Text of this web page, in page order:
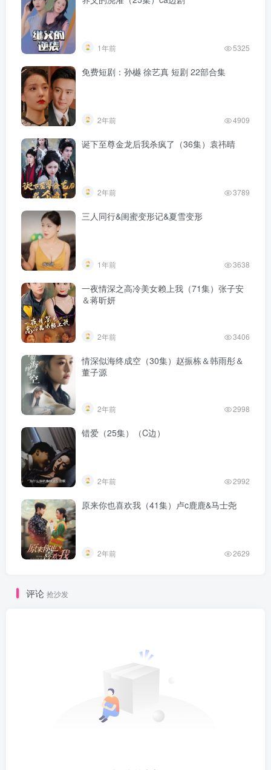
1年前 5325
免费短剧：孙樾 徐艺真 短剧 22部合集
2年前 4909
诞下至尊金龙后我杀疯了（36集）袁祎晴
2年前 3789
三人同行&闺蜜变形记&夏雪变形
1年前 3638
一夜情深之高冷美女赖上我（71集）张子安
＆蒋昕妍
2年前 3406
情深似海终成空（30集）赵振栋＆韩雨彤＆
董子源
2年前 2998
错爱（25集）（C边）
2年前 2992
原来你也喜欢我（41集）卢c鹿鹿&马士尧
2年前 2629
评论 抢沙发